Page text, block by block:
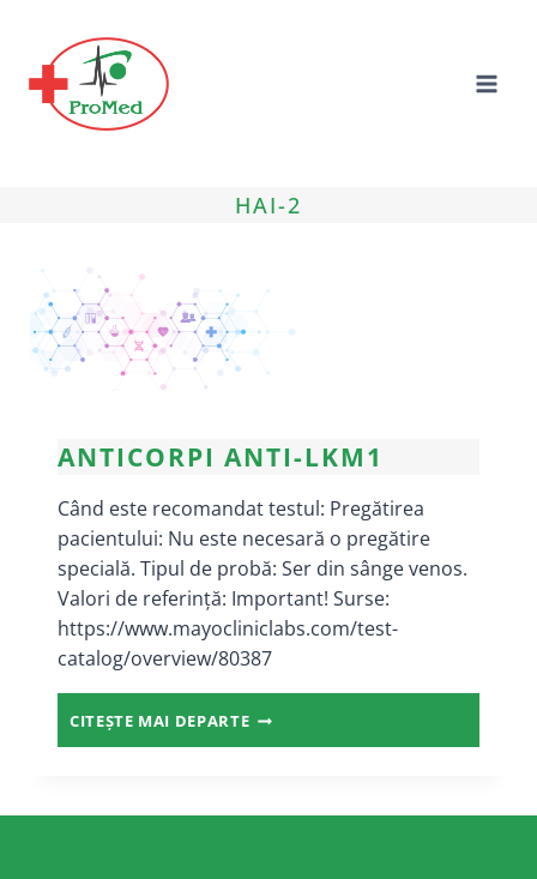
content
HAI-2
ANTICORPI ANTI-LKM1
Când este recomandat testul: Pregătirea
pacientului: Nu este necesară o pregătire
specială. Tipul de probă: Ser din sânge venos.
Valori de referință: Important! Surse:
https://www.mayocliniclabs.com/test-
catalog/overview/80387
CITEȘTE MAI DEPARTEANTICORPI